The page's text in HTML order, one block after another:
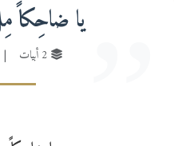
يا ضاحِكاً
2 أبيات